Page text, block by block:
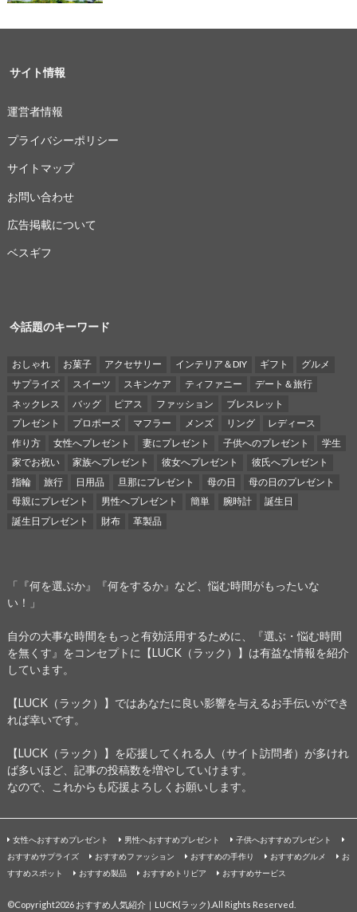
サイト情報
運営者情報
プライバシーポリシー
サイトマップ
お問い合わせ
広告掲載について
ベスギフ
今話題のキーワード
おしゃれ お菓子 アクセサリー インテリア＆DIY ギフト
グルメ
サプライズ
スイーツ スキンケア ティファニー
デート＆旅行
ネックレス
バッグ ピアス ファッション
ブレスレット
プレゼント
プロポーズ マフラー メンズ リング
レディース
作り方
女性へプレゼント 妻にプレゼント 子供へのプレゼント
学生
家でお祝い
家族へプレゼント 彼女へプレゼント
彼氏へプレゼント
指輪
旅行 日用品 旦那にプレゼント 母の日
母の日のプレゼント
母親にプレゼント
男性へプレゼント 簡単 腕時計
誕生日
誕生日プレゼント
財布 革製品
「『何を選ぶか』『何をするか』など、悩む時間がもったいな
い！」
自分の大事な時間をもっと有効活用するために、『選ぶ・悩む時間
を無くす』をコンセプトに【LUCK（ラック）】は有益な情報を紹介
しています。
【LUCK（ラック）】ではあなたに良い影響を与えるお手伝いができ
れば幸いです。
【LUCK（ラック）】を応援してくれる人（サイト訪問者）が多けれ
ば多いほど、記事の投稿数を増やしていけます。
なので、これからも応援よろしくお願いします。
女性へおすすめプレゼント 男性へおすすめプレゼント
子供へおすすめプレゼント
おすすめサプライズ
おすすめファッション おすすめの手作り おすすめグルメ
お
すすめスポット
おすすめ製品 おすすめトリビア おすすめサービス
©Copyright2026 おすすめ人気紹介｜LUCK(ラック) .All Rights Reserved.